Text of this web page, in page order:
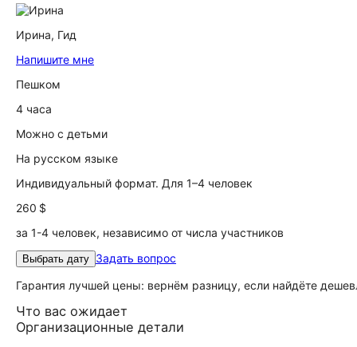
Ирина, Гид
Напишите мне
Пешком
4 часа
Можно с детьми
На русском языке
Индивидуальный формат. Для 1–4 человек
260 $
за 1-4 человек, независимо от числа участников
Выбрать дату Задать вопрос
Гарантия лучшей цены: вернём разницу, если найдёте
Что вас ожидает
Организационные детали